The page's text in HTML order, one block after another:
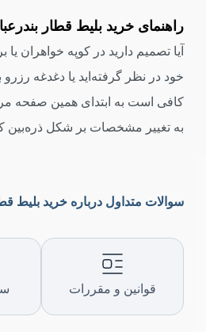
راهنمای خرید بلیط قطار
آیا تصمیم دارید در کوپه خواهران یا
کافی است به ابتدای همین صفحه
به تغییر مشخصات بر شکل ذره‌بین
سوالات متداول درباره خرید بلیط
قوانین و مقررات